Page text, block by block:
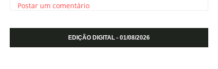
Postar um comentário
EDIÇÃO DIGITAL - 01/08/2026